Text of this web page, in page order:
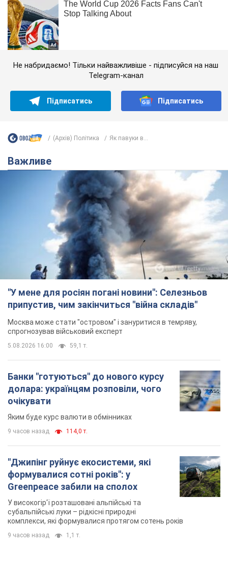
Не набридаємо! Тільки найважливіше - підписуйся на наш
Telegram-канал
Підписатись Підписатись
(Архів) Політика Як павуки в...
Важливе
"У мене для росіян погані новини": Селезньов
припустив, чим закінчиться "війна складів"
Москва може стати "островом" і зануритися в темряву,
спрогнозував військовий експерт
5.08.2026 16:00 59,1 т.
Банки "готуються" до нового курсу
долара: українцям розповіли, чого
очікувати
Яким буде курс валюти в обмінниках
9 часов назад 114,0 т.
"Джипінг руйнує екосистеми, які
формувалися сотні років": у
Greenpeace забили на сполох
У високогір'ї розташовані альпійські та
субальпійські луки – рідкісні природні
комплекси, які формувалися протягом сотень років
9 часов назад 1,1 т.